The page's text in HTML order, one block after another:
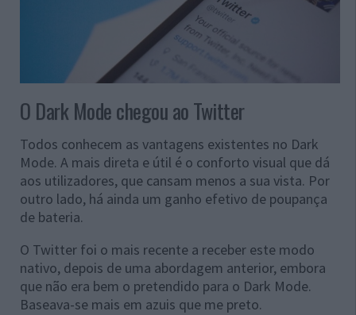
O Dark Mode chegou ao Twitter
Todos conhecem as vantagens existentes no Dark
Mode. A mais direta e útil é o conforto visual que dá
aos utilizadores, que cansam menos a sua vista. Por
outro lado, há ainda um ganho efetivo de poupança
de bateria.
O Twitter foi o mais recente a receber este modo
nativo, depois de uma abordagem anterior, embora
que não era bem o pretendido para o Dark Mode.
Baseava-se mais em azuis que me preto.